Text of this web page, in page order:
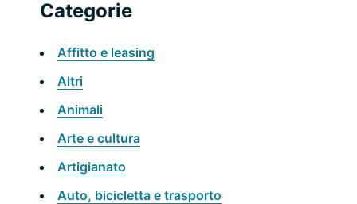
primaria
web
Categorie
Affitto e leasing
Altri
Animali
Arte e cultura
Artigianato
Auto, bicicletta e trasporto